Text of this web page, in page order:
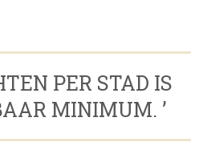
PER STAD IS
MINIMUM. ’